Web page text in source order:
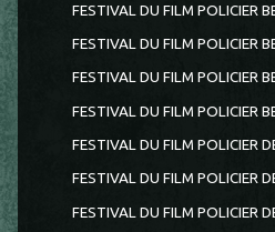
FESTIVAL DU FILM POLICIER
FESTIVAL DU FILM POLICIER
FESTIVAL DU FILM POLICIER
FESTIVAL DU FILM POLICIER
FESTIVAL DU FILM POLICIER
FESTIVAL DU FILM POLICIER
FESTIVAL DU FILM POLICIER